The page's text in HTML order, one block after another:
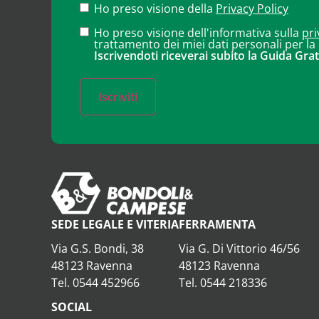
Ho preso visione della Privacy Policy
Ho preso visione dell'informativa sulla
trattamento dei miei dati personali per la
Iscrivendoti riceverai subito la Guida
Iscriviti
SEDE LEGALE E VITERIA
Via G.S. Bondi, 38
48123 Ravenna
Tel. 0544 452966
FERRAMENTA
Via G. Di Vittorio 46/56
48123 Ravenna
Tel. 0544 218336
SOCIAL